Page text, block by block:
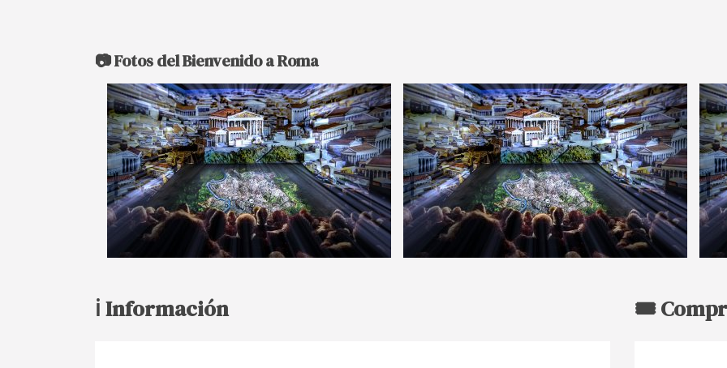
📷 Fotos del Bienvenido a Roma
ℹ️ Información 🎟️